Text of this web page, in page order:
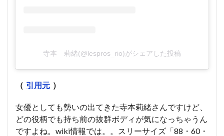
寺本 莉緒(@lespros_rio)がシェアした投稿
（ 引用元 ）
女優としても勢いの出てきた寺本莉緒さんですけど、
どの役柄でも持ち前の抜群ボディが気になっちゃうん
ですよね。wiki情報では。。スリーサイズ「88・60・